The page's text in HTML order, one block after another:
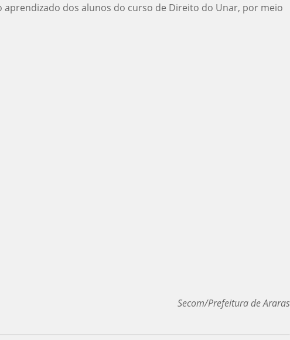
dos alunos do curso de Direito do Unar, por meio
Secom/Prefeitura de Araras